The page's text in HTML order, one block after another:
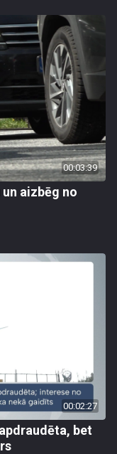
00:03:39
aizbēg no
00:02:27
bet